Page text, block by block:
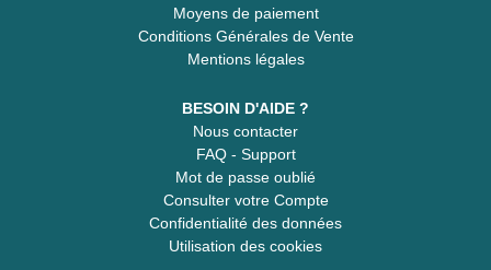
Moyens de paiement
Conditions Générales de Vente
Mentions légales
BESOIN D'AIDE ?
Nous contacter
FAQ - Support
Mot de passe oublié
Consulter votre Compte
Confidentialité des données
Utilisation des cookies